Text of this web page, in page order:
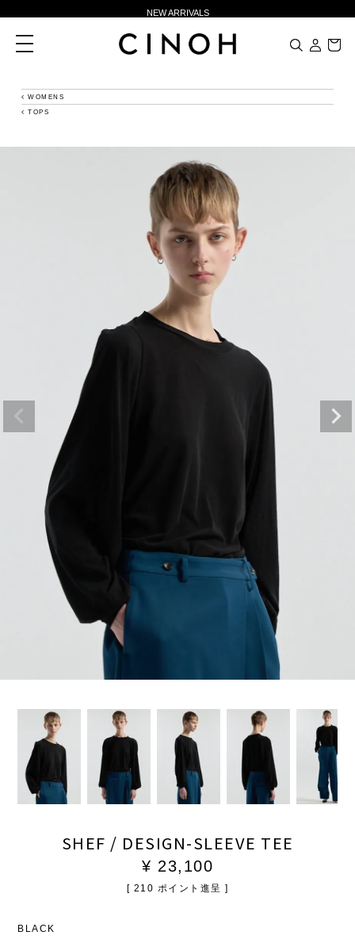
NEW ARRIVALS
新規会員登録500ポイントプレゼント
夏季休業に伴う一部業務休業のお知らせ
ニュースレター登録で¥1,000クーポン進呈
toggle
navigation
WOMENS
TOPS
SHEF / DESIGN-SLEEVE TEE
¥ 23,100
[ 210 ポイント進呈 ]
BLACK